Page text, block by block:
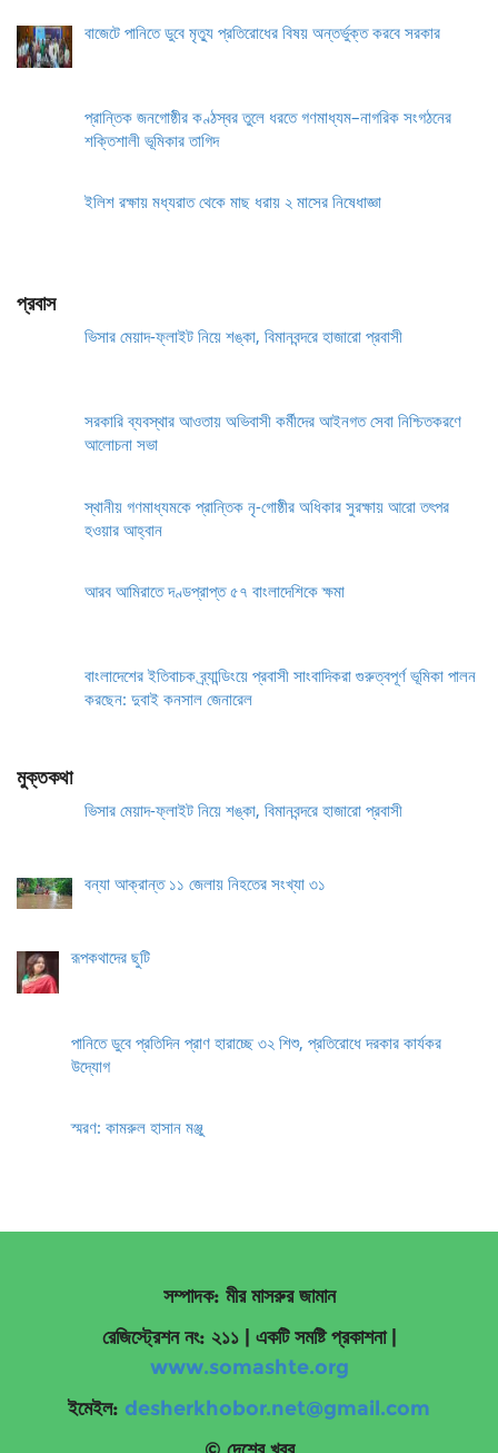
বাজেটে পানিতে ডুবে মৃত্যু প্রতিরোধের বিষয় অন্তর্ভুক্ত করবে সরকার
প্রান্তিক জনগোষ্ঠীর কণ্ঠস্বর তুলে ধরতে গণমাধ্যম–নাগরিক সংগঠনের
শক্তিশালী ভূমিকার তাগিদ
ইলিশ রক্ষায় মধ্যরাত থেকে মাছ ধরায় ২ মাসের নিষেধাজ্ঞা
প্রবাস
ভিসার মেয়াদ-ফ্লাইট নিয়ে শঙ্কা, বিমানবন্দরে হাজারো প্রবাসী
সরকারি ব্যবস্থার আওতায় অভিবাসী কর্মীদের আইনগত সেবা নিশ্চিতকরণে
আলোচনা সভা
স্থানীয় গণমাধ্যমকে প্রান্তিক নৃ-গোষ্ঠীর অধিকার সুরক্ষায় আরো তৎপর
হওয়ার আহ্বান
আরব আমিরাতে দণ্ডপ্রাপ্ত ৫৭ বাংলাদেশিকে ক্ষমা
বাংলাদেশের ইতিবাচক ব্র্যান্ডিংয়ে প্রবাসী সাংবাদিকরা গুরুত্বপূর্ণ ভূমিকা পালন
করছেন: দুবাই কনসাল জেনারেল
মুক্তকথা
ভিসার মেয়াদ-ফ্লাইট নিয়ে শঙ্কা, বিমানবন্দরে হাজারো প্রবাসী
বন্যা আক্রান্ত ১১ জেলায় নিহতের সংখ্যা ৩১
রূপকথাদের ছুটি
পানিতে ডুবে প্রতিদিন প্রাণ হারাচ্ছে ৩২ শিশু, প্রতিরোধে দরকার কার্যকর
উদ্যোগ
স্মরণ: কামরুল হাসান মঞ্জু
সম্পাদক: মীর মাসরুর জামান
রেজিস্ট্রেশন নং: ২১১ | একটি সমষ্টি প্রকাশনা
www.somashte.org
ইমেইল: desherkhobor.net@gmail.com